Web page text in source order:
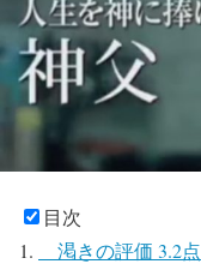
目次
渇きの評価 3.2点